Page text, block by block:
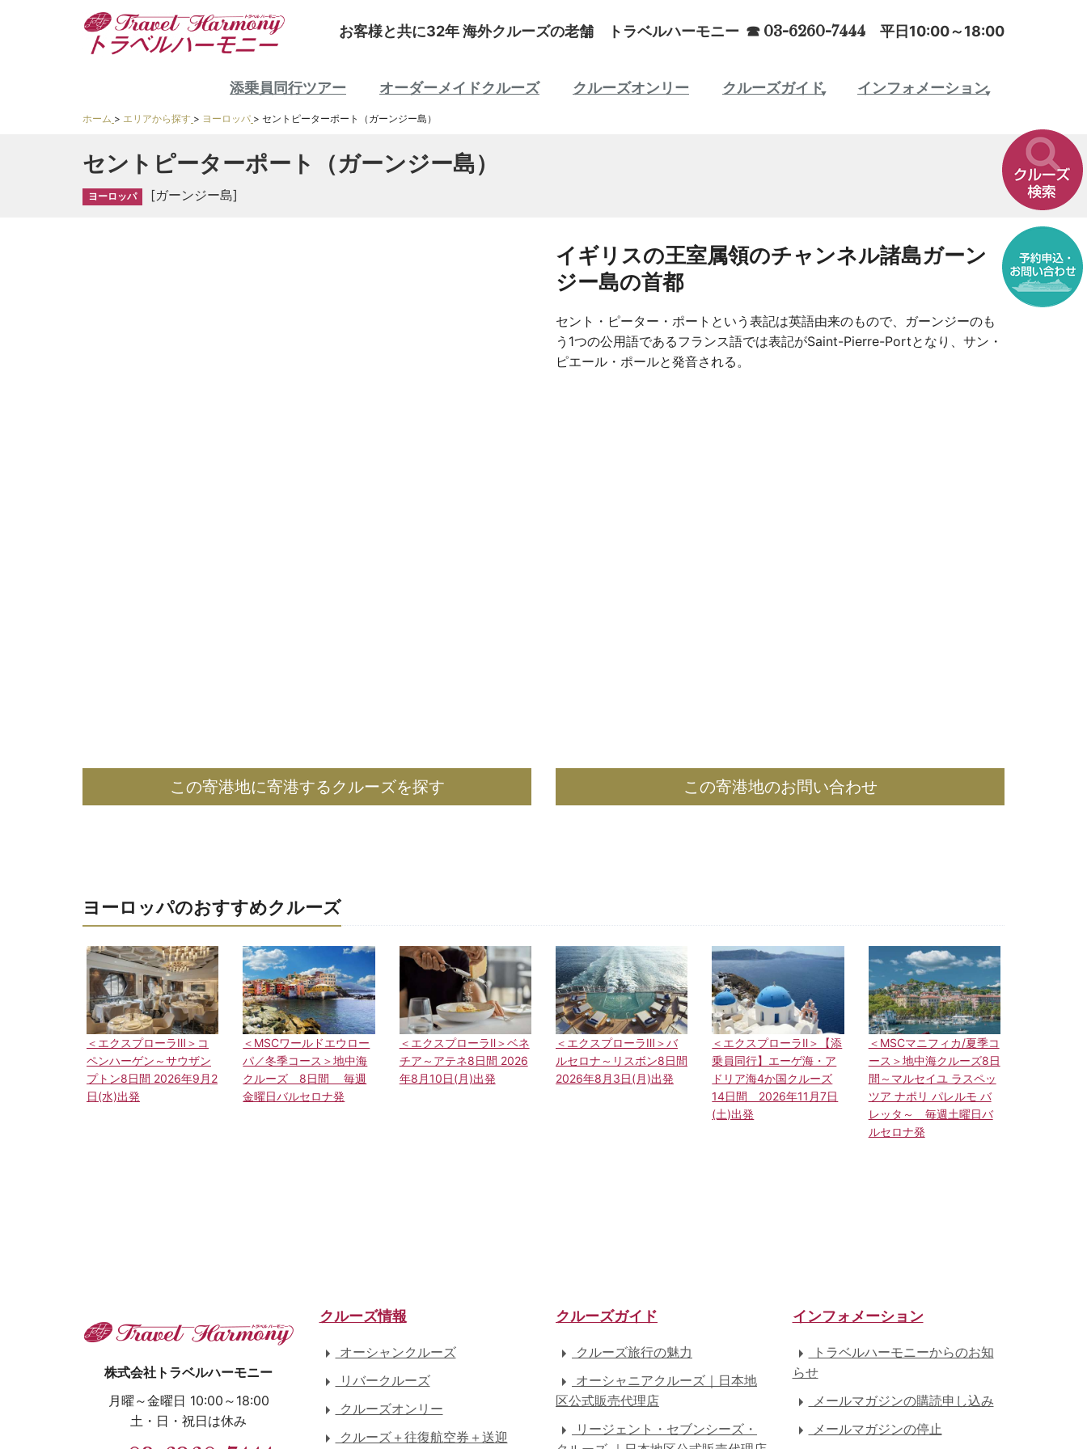
お客様と共に32年 海外クルーズの老舗 トラベルハーモニー ☎ 03-6260-7444 平日10:00～18:00
添乗員同行ツアー オーダーメイドクルーズ クルーズオンリー クルーズガイド インフォメーション
ホーム > エリアから探す > ヨーロッパ > セントピーターポート（ガーンジー島）
セントピーターポート（ガーンジー島）
ヨーロッパ [ガーンジー島]
イギリスの王室属領のチャンネル諸島ガーン
ジー島の首都
セント・ピーター・ポートという表記は英語由来のもので、ガーンジーのも
う1つの公用語であるフランス語では表記がSaint-Pierre-Portとなり、サン・
ピエール・ポールと発音される。
この寄港地に寄港するクルーズを探す この寄港地のお問い合わせ
ヨーロッパのおすすめクルーズ
＜エクスプローラⅢ＞コ
ペンハーゲン～サウザン
プトン8日間 2026年9月2
日(水)出発
＜MSCワールドエウロー
パ／冬季コース＞地中海
クルーズ 8日間 毎週
金曜日バルセロナ発
＜エクスプローラⅡ＞ベネ
チア～アテネ8日間 2026
年8月10日(月)出発
＜エクスプローラⅢ＞バ
ルセロナ～リスボン8日間
2026年8月3日(月)出発
＜エクスプローラⅡ＞【添
乗員同行】エーゲ海・ア
ドリア海4か国クルーズ
14日間 2026年11月7日
(土)出発
＜MSCマニフィカ/夏季コ
ース＞地中海クルーズ8日
間～マルセイユ ラスペッ
ツア ナポリ パレルモ バ
レッタ～ 毎週土曜日バ
ルセロナ発
株式会社トラベルハーモニー
月曜～金曜日 10:00～18:00
土・日・祝日は休み
クルーズ情報
オーシャンクルーズ
リバークルーズ
クルーズオンリー
クルーズ＋往復航空券＋送迎
クルーズガイド
クルーズ旅行の魅力
オーシャニアクルーズ｜日本地
区公式販売代理店
リージェント・セブンシーズ・
インフォメーション
トラベルハーモニーからのお知
らせ
メールマガジンの購読申し込み
メールマガジンの停止